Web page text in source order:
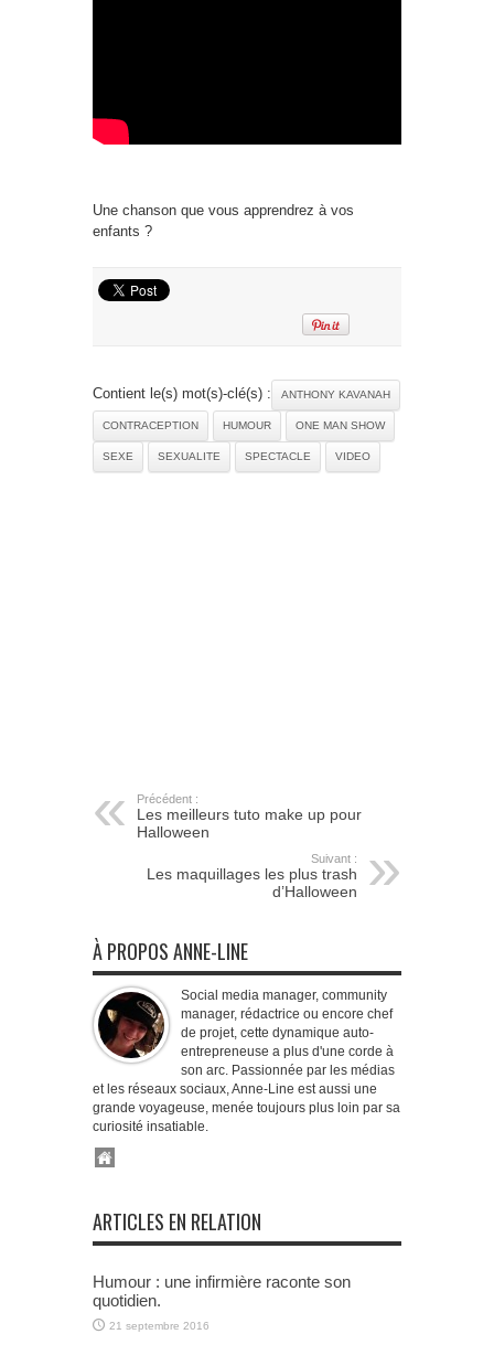
Une chanson que vous apprendrez à vos
enfants ?
Contient le(s) mot(s)-clé(s) : ANTHONY KAVANAH
CONTRACEPTION HUMOUR ONE MAN SHOW
SEXE SEXUALITE SPECTACLE VIDEO
Précédent :
Les meilleurs tuto make up pour
Halloween
Suivant :
Les maquillages les plus trash
d’Halloween
À PROPOS ANNE-LINE
Social media manager, community
manager, rédactrice ou encore chef
de projet, cette dynamique auto-
entrepreneuse a plus d'une corde à
son arc. Passionnée par les médias
et les réseaux sociaux, Anne-Line est aussi une
grande voyageuse, menée toujours plus loin par sa
curiosité insatiable.
ARTICLES EN RELATION
Humour : une infirmière raconte son
quotidien.
21 septembre 2016